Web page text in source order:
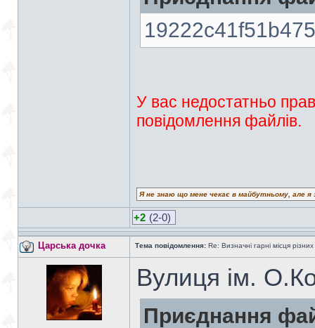
У вас недостатньо
повідомлення файлів.
Я не знаю що мене чекає в майбутньому, але
+2 (2-0)
Царська дочка Тема повідомлення: Re: Визначні гарні місця
Вулиця ім.
Приєднання